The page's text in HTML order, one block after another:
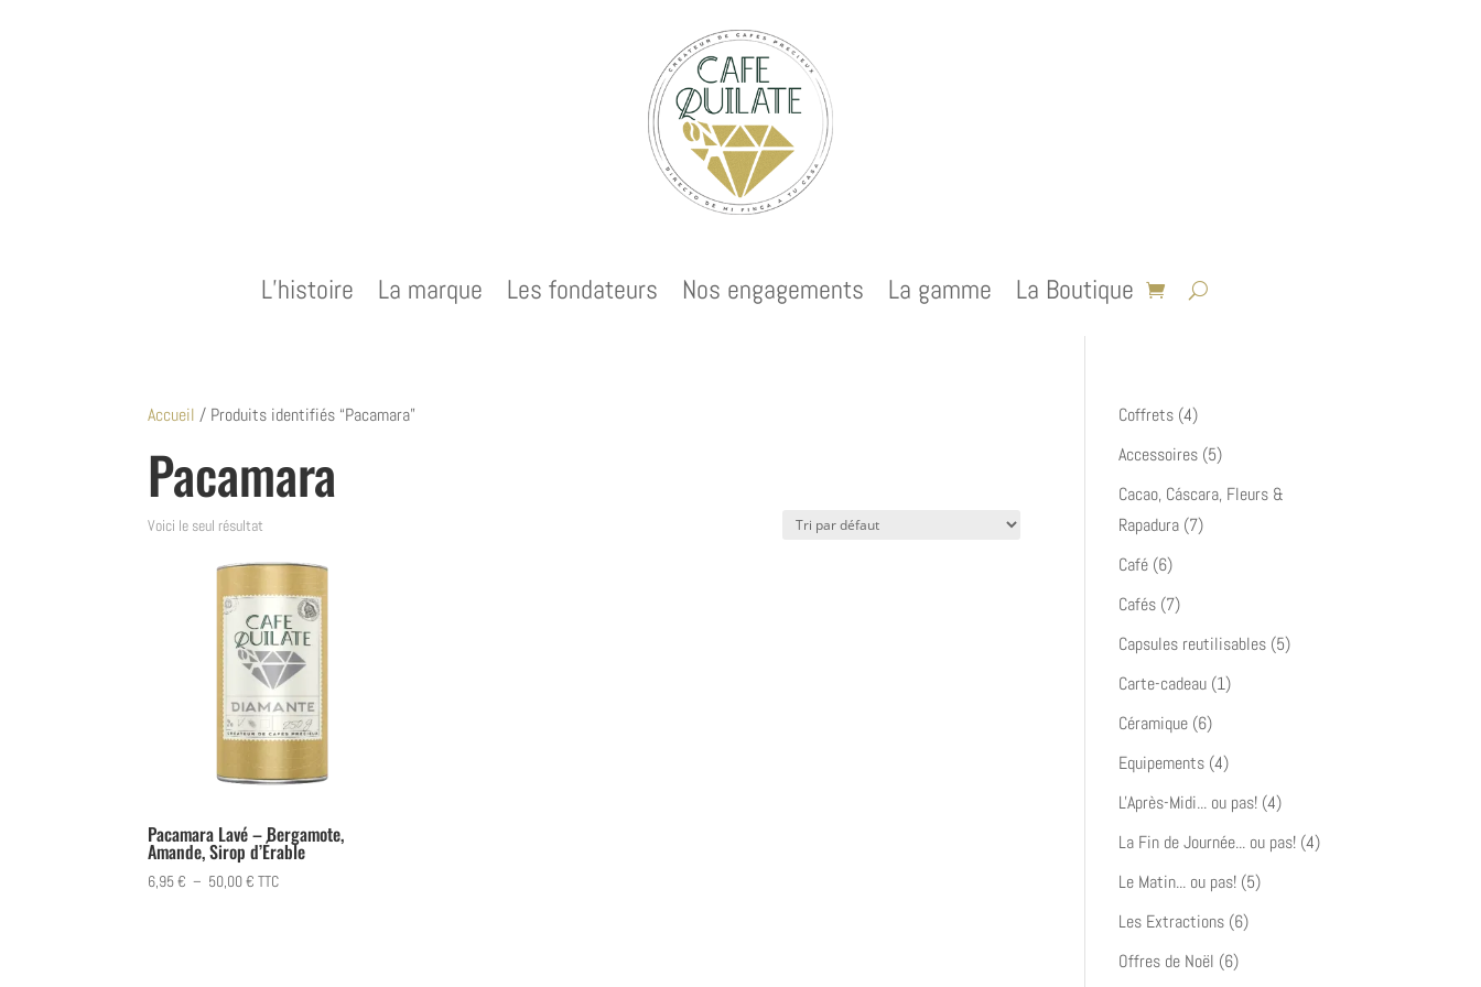
L’histoire La marque Les fondateurs Nos engagements La gamme La Boutique
Accueil / Produits identifiés “Pacamara”
Pacamara
Voici le seul résultat
Pacamara Lavé – Bergamote,
Amande, Sirop d’Érable
6,95€ – 50,00€ Plage
TTC
Coffrets 44
produits
Accessoires 55
produits
Cacao, Cáscara, Fleurs &
Rapadura 77
Café 66
produits
Cafés 77
produits
Capsules reutilisables 55
Carte-cadeau 11
Céramique 66
produits
Equipements 44
produits
L'Après-Midi... ou pas! 44
produits
La Fin de Journée... ou pas! 44
Le Matin... ou pas! 55
Les Extractions 66
Offres de Noël 66